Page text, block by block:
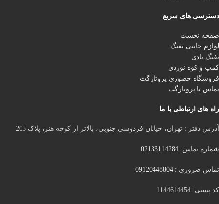
دسترسی های سریع
صفحه نخست
لوازم جانبی تفنگ
تفنگ بادی
کمپ و کوه نوردی
فروشگاه حضوری پروتارگت
تماس با پروتارگت
راه های ارتباطی با ما
آدرس دفتر : تهران، خیابان فردوسی جنوبی، بالاتر از کوچه هنر، پلاک 205
شماره تماس: 02133114284
تماس ضروری : 09120448804
کد پستی: 1144614454